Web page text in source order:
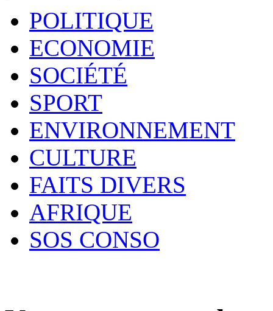
POLITIQUE
ECONOMIE
SOCIÉTÉ
SPORT
ENVIRONNEMENT
CULTURE
FAITS DIVERS
AFRIQUE
SOS CONSO